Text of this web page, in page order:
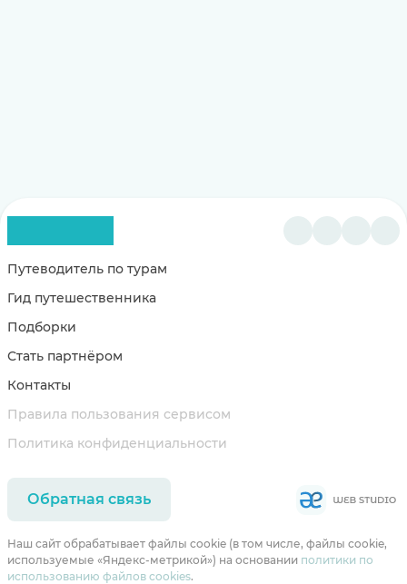
Путеводитель по турам
Гид путешественника
Подборки
Стать партнёром
Контакты
Правила пользования сервисом
Политика конфиденциальности
Обратная связь
Наш сайт обрабатывает файлы cookie (в том числе, файлы cookie,
используемые «Яндекс-метрикой») на основании политики по
использованию файлов cookies.